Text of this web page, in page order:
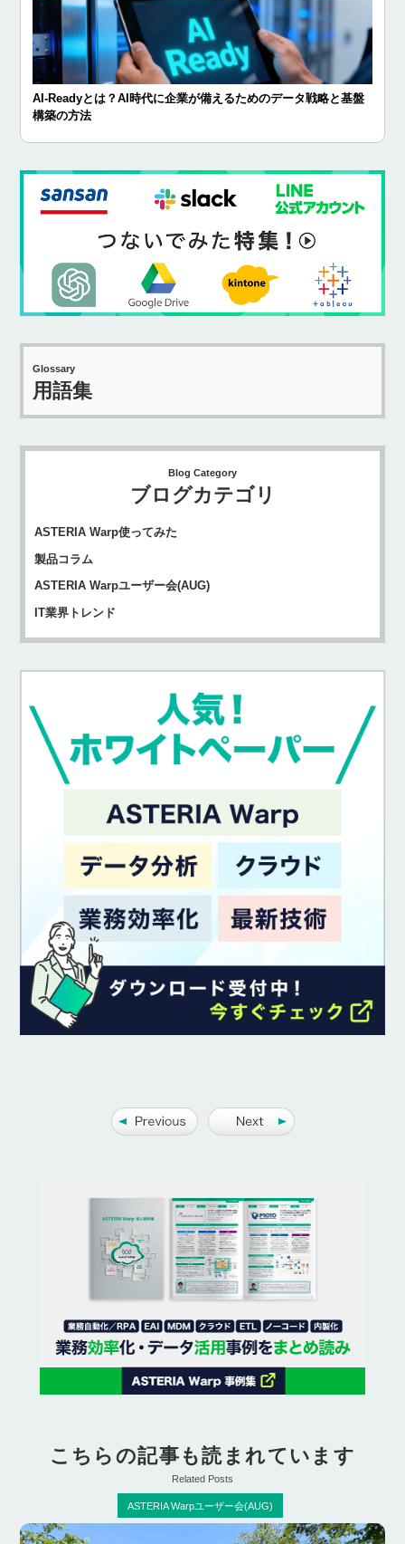
AI-Readyとは？AI時代に企業が備えるためのデータ戦略と基盤
構築の方法
Glossary
用語集
Blog Category
ブログカテゴリ
ASTERIA Warp使ってみた
製品コラム
ASTERIA Warpユーザー会(AUG)
IT業界トレンド
こちらの記事も読まれています
Related Posts
ASTERIA Warpユーザー会(AUG)